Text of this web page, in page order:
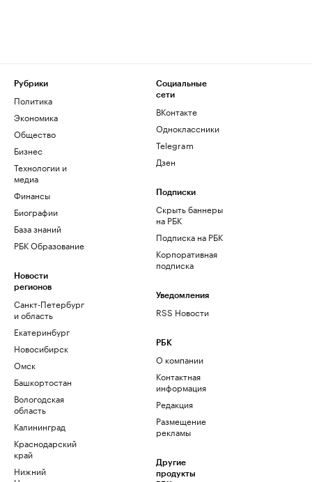
Рубрики
Политика
Экономика
Общество
Бизнес
Технологии и
медиа
Финансы
Биографии
База знаний
РБК Образование
Новости
регионов
Санкт-Петербург
и область
Екатеринбург
Новосибирск
Омск
Башкортостан
Вологодская
область
Калининград
Краснодарский
край
Нижний
Социальные
сети
ВКонтакте
Одноклассники
Telegram
Дзен
Подписки
Скрыть баннеры
на РБК
Подписка на РБК
Корпоративная
подписка
Уведомления
RSS Новости
РБК
О компании
Контактная
информация
Редакция
Размещение
рекламы
Другие
продукты